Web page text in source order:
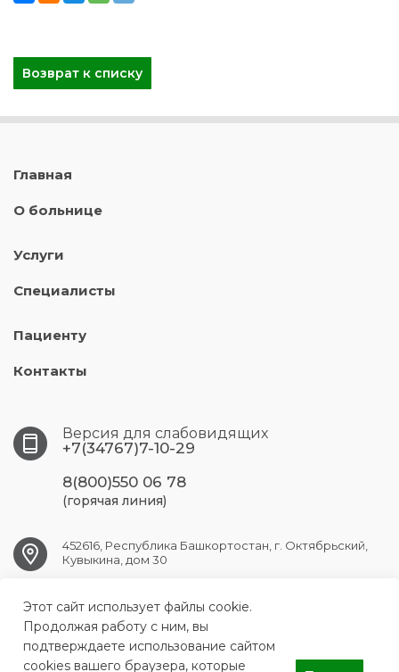
Возврат к списку
Главная
О больнице
Услуги
Специалисты
Пациенту
Контакты
Версия для слабовидящих
+7(34767)7-10-29
8(800)550 06 78
(горячая линия)
452616, Республика Башкортостан, г. Октябрьский,
Кувыкина, дом 30
OKT.GB1@doctorrb.ru
Этот сайт использует файлы cookie.
Продолжая работу с ним, вы
подтверждаете использование сайтом
cookies вашего браузера, которые